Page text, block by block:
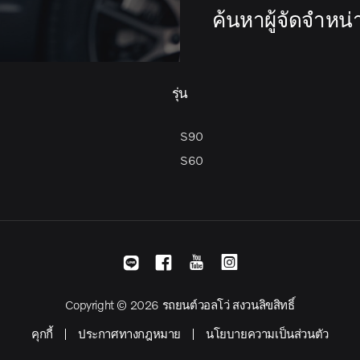
ค้นหาผู้จัดจำหน่
รุ่น
S90
S60
Copyright © 2026 รถยนต์วอลโว่ สงวนลิขสิทธิ์
คุกกี้
ประกาศทางกฎหมาย นโยบายความเป็นส่วนตัว